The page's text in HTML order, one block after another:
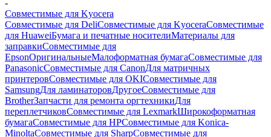
-
Совместимые для Kyocera
Совместимые для DeliСовместимые для KyoceraСовместимые
для HuaweiБумага и печатные носителиМатериалы для
заправкиСовместимые для
EpsonОригинальныеМалоформатная бумагаСовместимые для
PanasonicСовместимые для CanonДля матричных
принтеровСовместимые для OKIСовместимые для
SamsungДля ламинаторовДругоеСовместимые для
BrotherЗапчасти для ремонта оргтехникиДля
переплетчиковСовместимые для LexmarkШирокоформатная
бумагаСовместимые для HPСовместимые для Konica-
MinoltaСовместимые для SharpСовместимые для